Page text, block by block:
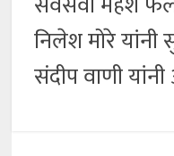
निलेश मोरे
संदीप वाणी